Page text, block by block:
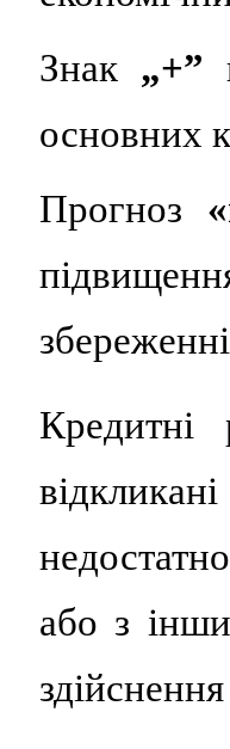
Знак „+”
основних
Прогноз
Кредитні
або з